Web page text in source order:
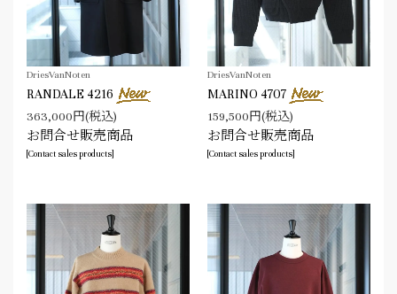
DriesVanNoten
RANDALE 4216
363,000円(税込)
お問合せ販売商品
[Contact sales products]
DriesVanNoten
MARINO 4707
159,500円(税込)
お問合せ販売商品
[Contact sales products]